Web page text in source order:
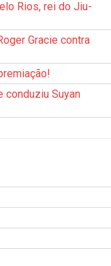
Rios, rei do Jiu-
Gracie contra
conduziu Suyan